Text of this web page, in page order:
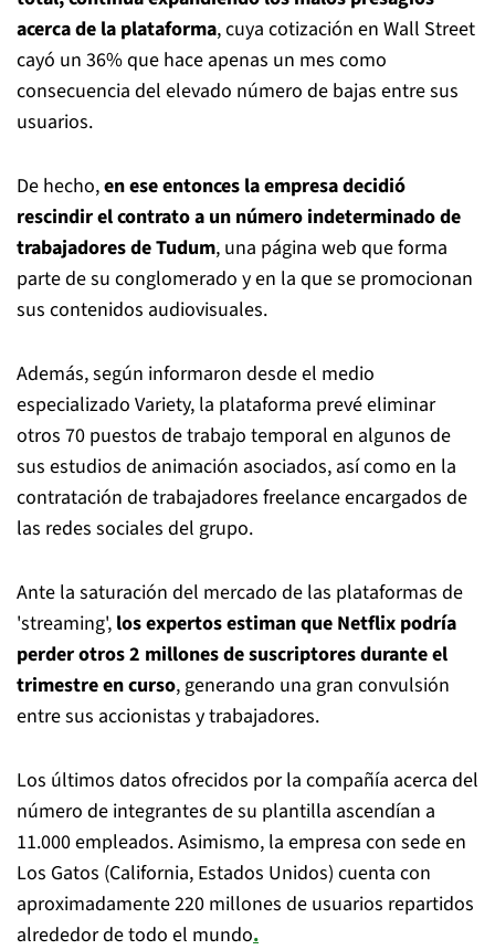
acerca de la plataforma, cuya cotización en Wall Street
cayó un 36% que hace apenas un mes como
consecuencia del elevado número de bajas entre sus
usuarios.
De hecho,en ese entonces la empresa decidió
rescindir el contrato a un número indeterminado de
trabajadores de Tudum, una página web que forma
parte de su conglomerado y en la que se promocionan
sus contenidos audiovisuales.
Además, según informaron desde el medio
especializado Variety, la plataforma prevé eliminar
otros 70 puestos de trabajo temporal en algunos de
sus estudios de animación asociados, así como en la
contratación de trabajadores freelance encargados de
las redes sociales del grupo.
Ante la saturación del mercado de las plataformas de
'streaming', los expertos estiman que Netflix podría
perder otros 2 millones de suscriptores durante el
trimestre en curso, generando una gran convulsión
entre sus accionistas y trabajadores.
Los últimos datos ofrecidos por la compañía acerca del
número de integrantes de su plantilla ascendían a
11.000 empleados. Asimismo, la empresa con sede en
Los Gatos (California, Estados Unidos) cuenta con
aproximadamente 220 millones de usuarios repartidos
alrededor de todo el mundo.